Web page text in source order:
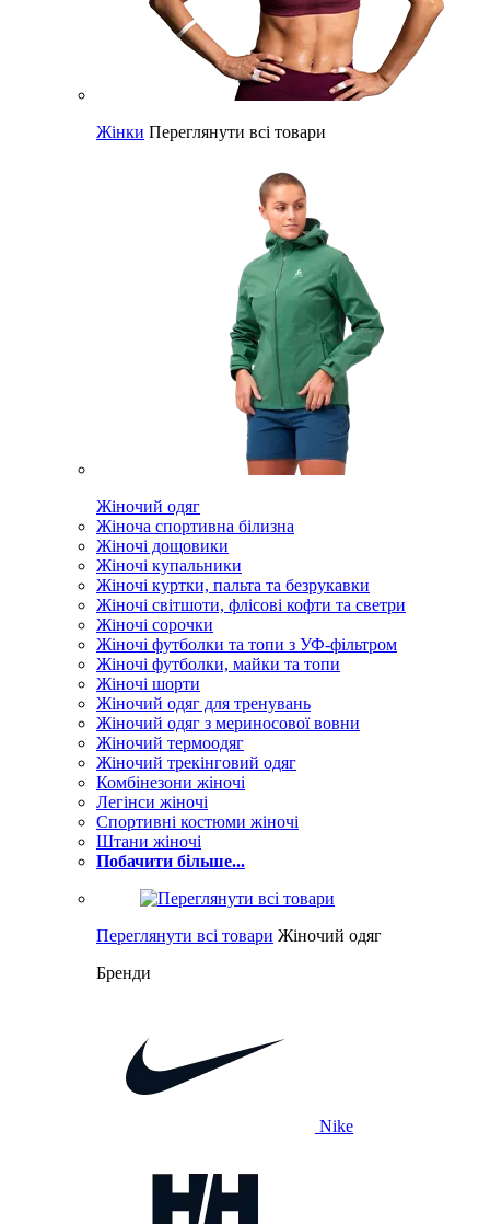
Жінки Переглянути всі товари
Жіночий одяг
Жіноча спортивна білизна
Жіночі дощовики
Жіночі купальники
Жіночі куртки, пальта та безрукавки
Жіночі світшоти, флісові кофти та светри
Жіночі сорочки
Жіночі футболки та топи з УФ-фільтром
Жіночі футболки, майки та топи
Жіночі шорти
Жіночий одяг для тренувань
Жіночий одяг з мериносової вовни
Жіночий термоодяг
Жіночий трекінговий одяг
Комбінезони жіночі
Легінси жіночі
Спортивні костюми жіночі
Штани жіночі
Побачити більше...
Переглянути всі товари Жіночий одяг
Бренди
Nike